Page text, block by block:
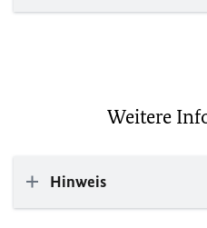
Weitere
Hinweis